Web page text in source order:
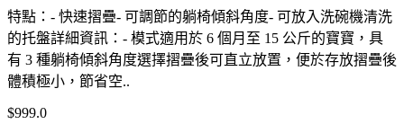
特點：- 快速摺疊- 可調節的躺椅傾斜角度- 可放入洗碗機清洗
的托盤詳細資訊：- 模式適用於 6 個月至 15 公斤的寶寶，具
有 3 種躺椅傾斜角度選擇摺疊後可直立放置，便於存放摺疊後
體積極小，節省空..
$999.0